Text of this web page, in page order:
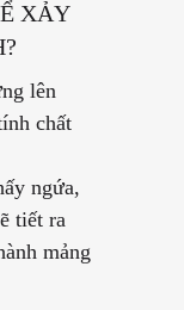
XẢY
lên
chất
ngứa,
tiết ra
mảng